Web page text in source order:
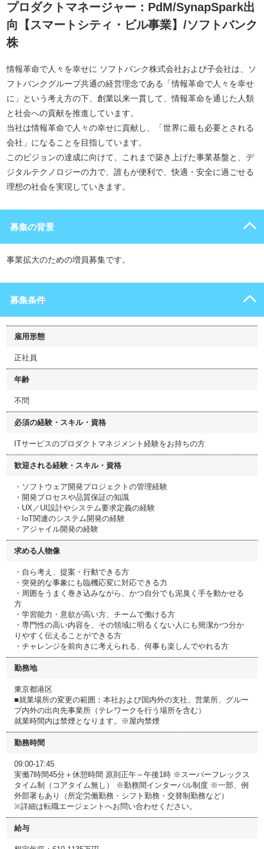
プロダクトマネージャー：PdM/SynapSpark出
向【スマートシティ・ビル事業】/ソフトバンク
株
情報革命で人々を幸せに ソフトバンク株式会社および子会社は、ソ
フトバンクグループ共通の経営理念である「情報革命で人々を幸せ
に」という考え方の下、創業以来一貫して、情報革命を通じた人類
と社会への貢献を推進しています。
当社は情報革命で人々の幸せに貢献し、「世界に最も必要とされる
会社」になることを目指しています。
このビジョンの達成に向けて、これまで築き上げた事業基盤と、デ
ジタルテクノロジーの力で、誰もが便利で、快適・安全に過ごせる
理想の社会を実現していきます。
募集の背景
事業拡大のための増員募集です。
募集条件
雇用形態
正社員
年齢
不問
必須の経験・スキル・資格
ITサービスのプロダクトマネジメント経験をお持ちの方
歓迎される経験・スキル・資格
・ソフトウェア開発プロジェクトの管理経験
・開発プロセスや品質保証の知識
・UX／UI設計やシステム要求定義の経験
・IoT関連のシステム開発の経験
・アジャイル開発の経験
求める人物像
・自ら考え、提案・行動できる方
・突発的な事象にも臨機応変に対応できる力
・周囲をうまく巻き込みながら、かつ自分でも泥臭く手を動かせる
方
・学習能力・意欲が高い方、チームで働ける方
・専門性の高い内容を、その領域に明るくない人にも簡潔かつ分か
りやすく伝えることができる方
・チャレンジを前向きに考えられる、何事も楽しんでやれる方
勤務地
東京都港区
■就業場所の変更の範囲：本社および国内外の支社、営業所、グルー
プ内外の出向先事業所（テレワークを行う場所を含む）
就業時間内は禁煙となります。※屋内禁煙
勤務時間
09:00-17:45
実働7時間45分＋休憩時間 原則正午～午後1時 ※スーパーフレックス
タイム制（コアタイム無し） ※勤務間インターバル制度 ※一部、例
外部署もあり（所定労働勤務・シフト勤務・交替制勤務など）
※詳細は転職エージェントへお問い合わせください。
給与